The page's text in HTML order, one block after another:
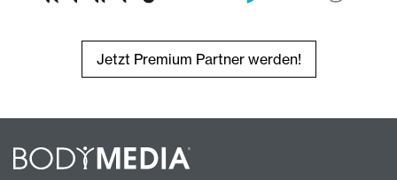
Jetzt Premium Partner werden!